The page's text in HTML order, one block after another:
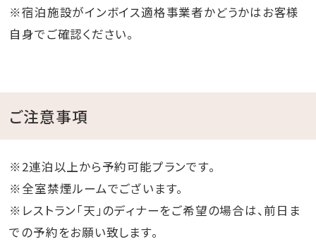
※宿泊施設がインボイス適格事業者かどうかはお客様
自身でご確認ください。
ご注意事項
※2連泊以上から予約可能プランです。
※全室禁煙ルームでございます。
※レストラン「天」のディナーをご希望の場合は、前日ま
での予約をお願い致します。